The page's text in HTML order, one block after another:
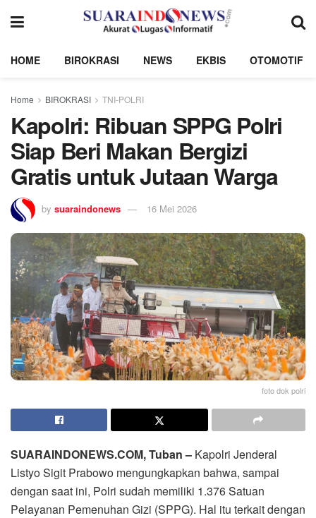
HOME BIROKRASI NEWS EKBIS OTOMOTIF
Home BIROKRASI TNI-POLRI
Kapolri: Ribuan SPPG Polri
Siap Beri Makan Bergizi
Gratis untuk Jutaan Warga
by suaraindonews 16 Mei 2026
foto dok polri
SUARAINDONEWS.COM, Tuban – Kapolri Jenderal
Listyo Sigit Prabowo mengungkapkan bahwa, sampai
dengan saat ini, Polri sudah memiliki 1.376 Satuan
Pelayanan Pemenuhan Gizi (SPPG). Hal itu terkait dengan